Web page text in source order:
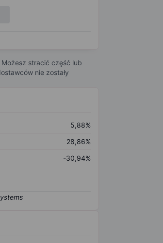
stracić część lub
nie zostały
5,88%
28,86%
-30,94%